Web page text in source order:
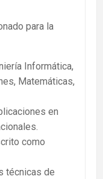
para la
Informática,
Matemáticas,
en
como
técnicas de